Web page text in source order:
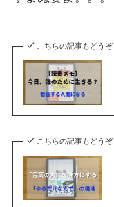
こちらの記事もどうぞ
こちらの記事もどうぞ